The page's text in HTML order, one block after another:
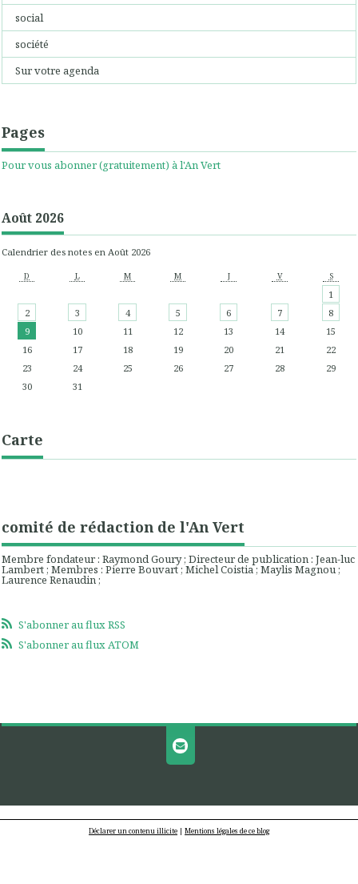
social
société
Sur votre agenda
Pages
Pour vous abonner (gratuitement) à l'An Vert
Août 2026
Calendrier des notes en Août 2026
D L M M J V S
1
2
3 4 5 6 7
8
9
10 11 12 13 14
15
16
17 18 19 20 21
22
23
24 25 26 27 28
29
30
31
Carte
comité de rédaction de l'An Vert
Membre fondateur : Raymond Goury ; Directeur de publication : Jean-luc
Lambert ; Membres : Pierre Bouvart ; Michel Coistia ; Maylis Magnou ;
Laurence Renaudin ;
S'abonner au flux RSS
S'abonner au flux ATOM
Déclarer un contenu illicite | Mentions légales de ce blog